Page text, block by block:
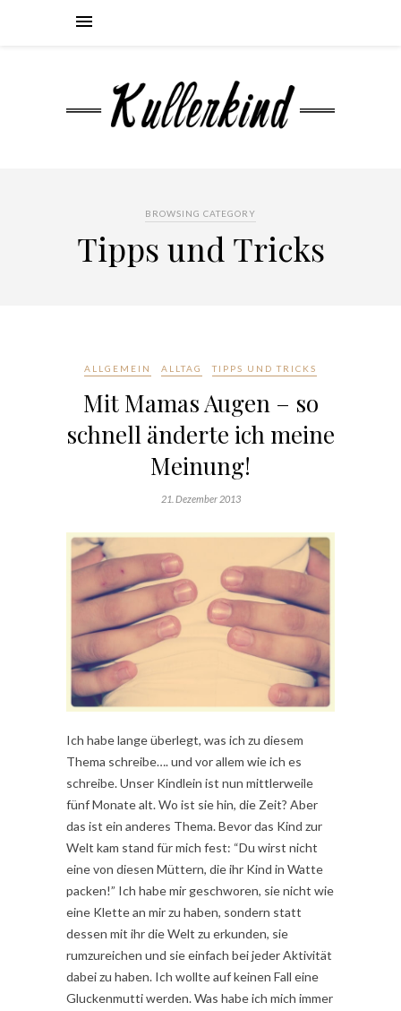
BROWSING CATEGORY
Tipps und Tricks
ALLGEMEIN ALLTAG TIPPS UND TRICKS
Mit Mamas Augen – so
schnell änderte ich meine
Meinung!
21. Dezember 2013
Ich habe lange überlegt, was ich zu diesem
Thema schreibe…. und vor allem wie ich es
schreibe. Unser Kindlein ist nun mittlerweile
fünf Monate alt. Wo ist sie hin, die Zeit? Aber
das ist ein anderes Thema. Bevor das Kind zur
Welt kam stand für mich fest: “Du wirst nicht
eine von diesen Müttern, die ihr Kind in Watte
packen!” Ich habe mir geschworen, sie nicht wie
eine Klette an mir zu haben, sondern statt
dessen mit ihr die Welt zu erkunden, sie
rumzureichen und sie einfach bei jeder Aktivität
dabei zu haben. Ich wollte auf keinen Fall eine
Gluckenmutti werden. Was habe ich mich immer